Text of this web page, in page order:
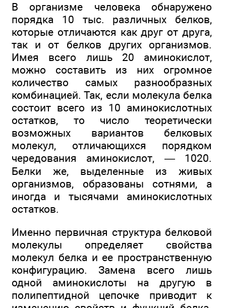
В организме человека обнаружено
порядка 10 тыс. различных белков,
которые отличаются как друг от друга,
так и от белков других организмов.
Имея всего лишь 20 аминокислот,
можно составить из них огромное
количество самых разнообразных
комбинацией. Так, если молекула белка
состоит всего из 10 аминокислотных
остатков, то число теоретически
возможных вариантов белковых
молекул, отличающихся порядком
чередования аминокислот, — 1020.
Белки же, выделенные из живых
организмов, образованы сотнями, а
иногда и тысячами аминокислотных
остатков.
Именно первичная структура белковой
молекулы определяет свойства
молекул белка и ее пространственную
конфигурацию. Замена всего лишь
одной аминокислоты на другую в
полипептидной цепочке приводит к